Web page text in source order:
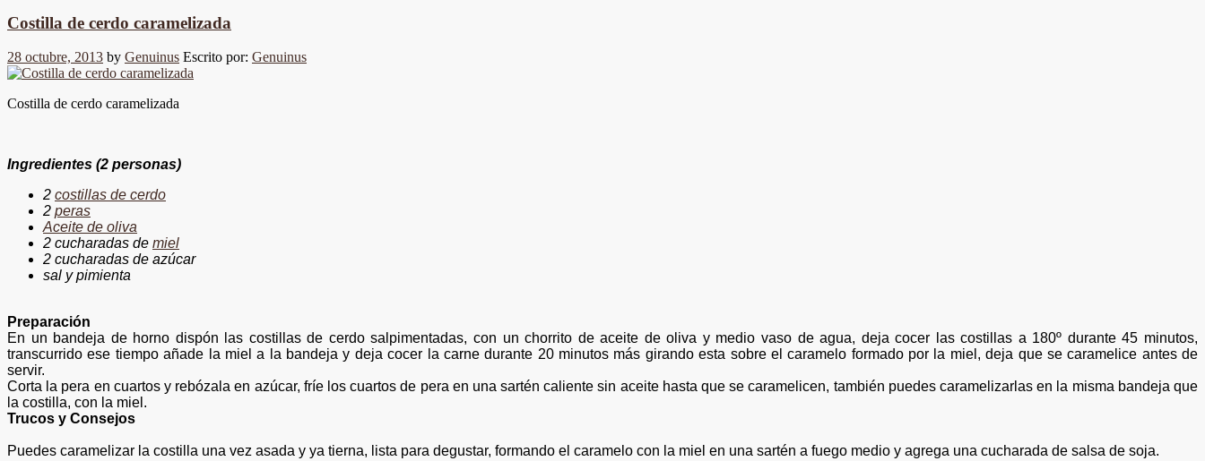
Costilla de cerdo caramelizada
28 octubre, 2013 by Genuinus Escrito por: Genuinus
Costilla de cerdo caramelizada
Ingredientes (2 personas)
2 costillas de cerdo
2 peras
Aceite de oliva
2 cucharadas de miel
2 cucharadas de azúcar
sal y pimienta
Preparación
En un bandeja de horno dispón las costillas de cerdo salpimentadas,con un chorrito de aceite de oliva y medio vaso de agua, deja cocer las costillas a 180º durante 45 minutos,
transcurrido ese tiempo añade la miel a la bandeja y deja cocer la carne durante 20 minutos más girando esta sobre el caramelo formado por la miel,deja que se caramelice antes de
servir.
Corta la pera en cuartos y rebózalaen azúcar, fríe los cuartos de pera en una sartén caliente sin aceite hasta que se caramelicen, también puedes caramelizarlas en la misma bandeja que
la costilla, con la miel.
Trucos y Consejos
Puedes caramelizar la costilla una vez asada y ya tierna, lista para degustar, formando el caramelo con la miel en una sartén a fuego medio y agrega una cucharada de salsa de soja.